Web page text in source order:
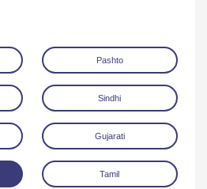
Pashto
Sindhi
Gujarati
Tamil